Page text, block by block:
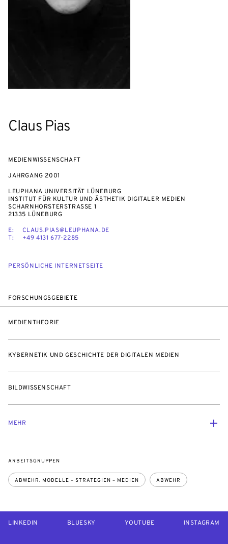
Claus Pias
MEDIENWISSENSCHAFT
JAHRGANG 2001
LEUPHANA UNIVERSITÄT LÜNEBURG
INSTITUT FÜR KULTUR UND ÄSTHETIK DIGITALER MEDIEN
SCHARNHORSTERSTRASSE 1
21335 LÜNEBURG
E:
CLAUS.PIAS@LEUPHANA.DE
T:
+49 4131 677-2285
PERSÖNLICHE INTERNETSEITE
FORSCHUNGSGEBIETE
MEDIENTHEORIE
KYBERNETIK UND GESCHICHTE DER DIGITALEN MEDIEN
BILDWISSENSCHAFT
MEHR
ARBEITSGRUPPEN
ABWEHR. MODELLE – STRATEGIEN – MEDIEN ABWEHR
LINKEDIN BLUESKY YOUTUBE INSTAGRAM